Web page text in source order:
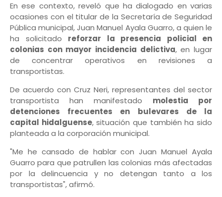
En ese contexto, reveló que ha dialogado en varias
ocasiones con el titular de la Secretaría de Seguridad
Pública municipal,Juan Manuel Ayala Guarro, a quien le
ha solicitado reforzar la presencia policial en
colonias con mayor incidencia delictiva, en lugar
de concentrar operativos en revisiones a
transportistas.
De acuerdo con Cruz Neri, representantes del sector
transportista han manifestado molestia por
detenciones frecuentes en bulevares de la
capital hidalguense, situación que también ha sido
planteada a la corporación municipal.
"Me he cansado de hablar con Juan Manuel Ayala
Guarro para que patrullen las colonias más afectadas
por la delincuencia y no detengan tanto a los
transportistas", afirmó.